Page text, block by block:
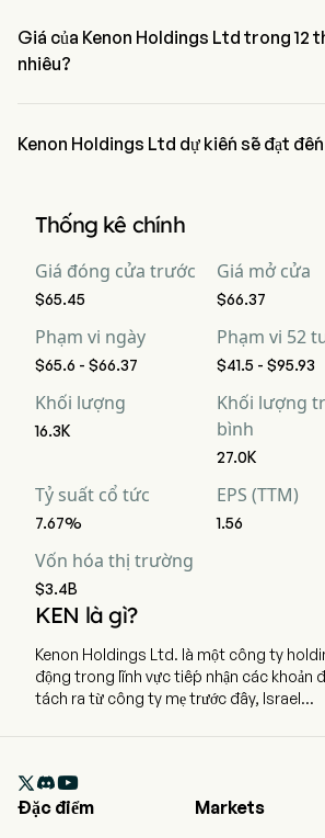
Giá của Kenon Holdings Ltd trong 12
nhiêu?
Kenon Holdings Ltd dự kiến sẽ đạt
Thống kê chính
Giá đóng cửa trước
$65.45
Giá mở cửa
$66.37
Phạm vi ngày
$65.6 - $66.37
Phạm vi 52
$41.5 - $95.93
Khối lượng
16.3K
Khối lượng
bình
27.0K
Tỷ suất cổ tức
7.67%
EPS (TTM)
1.56
Vốn hóa thị trường
$3.4B
KEN là gì?
Kenon Holdings Ltd. là một công ty
động trong lĩnh vực tiếp nhận các khoản
tách ra từ công ty mẹ trước đây, Israel
Các công ty con ở nhiều giai đoạn phát
nhau, từ những doanh nghiệp đã ổn định

Đặc điểm
Markets